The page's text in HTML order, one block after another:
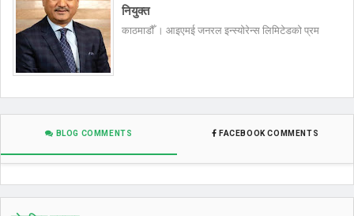
नियुक्त
काठमाडौँ । आइएमई जनरल इन्स्योरेन्स लिमिटेडको प्रम
BLOG COMMENTS FACEBOOK COMMENTS